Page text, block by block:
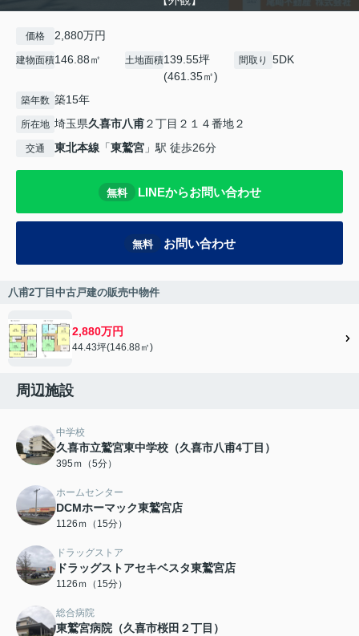
価格 2,880万円
建物面積146.88㎡ 土地面積139.55坪
(461.35㎡)
間取り 5DK
築年数 築15年
所在地 埼玉県久喜市八甫２丁目２１４番地２
交通 東北本線 「東鷲宮 」駅 徒歩26分
無料 LINEからお問い合わせ
無料 お問い合わせ
八甫2丁目中古戸建の販売中物件
2,880万円
44.43坪(146.88㎡)
周辺施設
中学校
久喜市立鷲宮東中学校（久喜市八甫4丁目）
395ｍ（5分）
ホームセンター
DCMホーマック東鷲宮店
1126ｍ（15分）
ドラッグストア
ドラッグストアセキベスタ東鷲宮店
1126ｍ（15分）
総合病院
東鷲宮病院（久喜市桜田２丁目）